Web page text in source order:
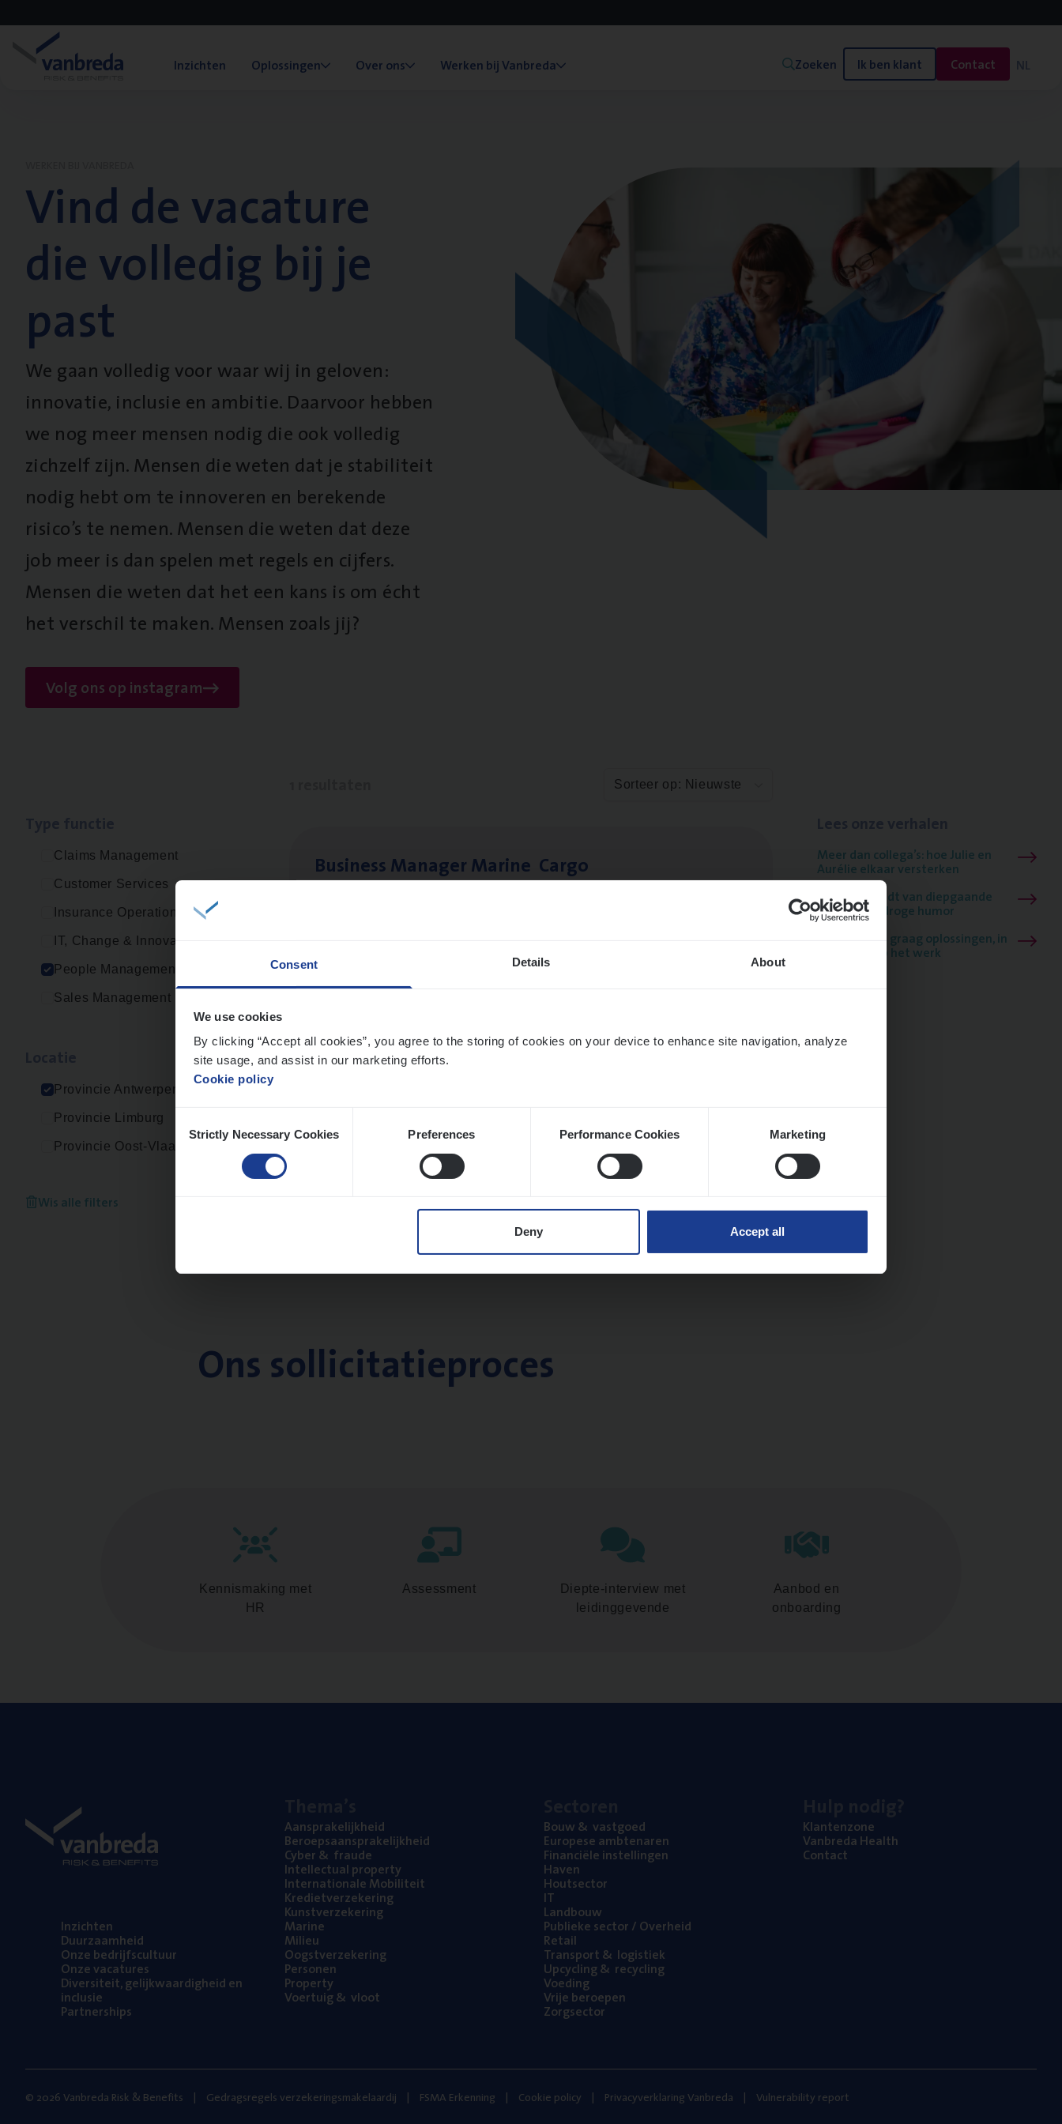
Consent Details About
We use cookies
By clicking “Accept all cookies”, you agree to the storing of cookies on your device to enhance site navigation, analyze
site usage, and assist in our marketing efforts.
Cookie policy
Selection
Strictly Necessary Cookies Preferences Performance Cookies Marketing
Deny Accept all
Inzichten Oplossingen Over ons Werken bij Vanbreda Zoeken Ik ben klant Contact NL
Vind de vacature
die volledig bij je
past
We gaan volledig voor waar wij in geloven:
innovatie, inclusie en ambitie. Daarvoor hebben
we nog meer mensen nodig die ook volledig
zichzelf zijn. Mensen die weten dat je stabiliteit
nodig hebt om te innoveren en berekende
risico’s te nemen. Mensen die weten dat deze
job meer is dan spelen met regels en cijfers.
Mensen die weten dat het een kans is om écht
het verschil te maken. Mensen zoals jij?
Volg ons op instagram
Claims Management
Customer Services
Insurance Operations
IT, Change & Innovation
People Management
Sales Management
Provincie Antwerpen
Provincie Limburg
Provincie Oost-Vlaanderen
Wis alle filters
Sorteer op: Nieuwste
Busi­ness Mana­ger Mari­ne Cargo Meer dan collega’s: hoe Julie en
Aurélie elkaar versterken
Mathias houdt van diepgaande
dossiers én droge humor
Thalia zoekt graag oplossingen, in
games én op het werk
Ons sollicitatieproces
Kennismaking met
HR
Assessment
Diepte-interview met
leidinggevende
Aanbod en
onboarding
Inzich­ten
Duur­zaam­heid
Onze bedrijfs­cul­tuur
Onze vaca­tu­res
Diver­si­teit, gelijk­waar­dig­heid en
inclusie
Part­ner­ships
Aan­spra­ke­lijk­heid
Beroeps­aan­spra­ke­lijk­heid
Cyber& fraude
Intel­lec­tu­al property
Inter­na­ti­o­na­le Mobiliteit
Kre­diet­ver­ze­ke­ring
Kunst­ver­ze­ke­ring
Mari­ne
Mili­eu
Oogst­ver­ze­ke­ring
Per­so­nen
Pro­per­ty
Voer­tuig& vloot
Bouw& vastgoed
Euro­pe­se ambtenaren
Finan­ci­ë­le instellingen
Haven
Hout­sec­tor
IT
Land­bouw
Publie­ke sec­tor / Overheid
Retail
Trans­port& logistiek
Upcy­cling& recycling
Voe­ding
Vrije beroe­pen
Zorg­sec­tor
Klan­ten­zo­ne
Van­b­re­da Health
Con­tact
© 2026 Vanbreda Risk & Benefits Gedragsregels verzekeringsmakelaardij FSMA Erkenning Cookie policy Privacyverklaring Vanbreda Vulnerability report